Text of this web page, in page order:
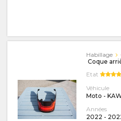
Habillage
Coque
Etat
Véhicule
Moto -
Années
2022 -